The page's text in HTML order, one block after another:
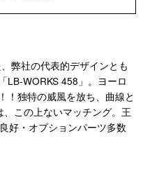
弊社の代表的デザインとも
LB-WORKS 458」。ヨーロ
！独特の威風を放ち、曲線と
この上ないマッチング。王
好・オプションパーツ多数